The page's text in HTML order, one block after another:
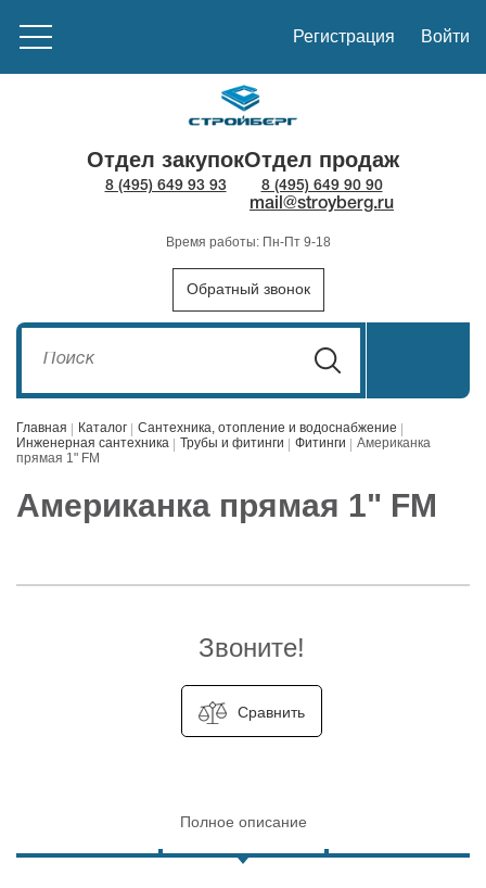
Регистрация Войти
Отдел закупок
8 (495) 649 93 93
Отдел продаж
8 (495) 649 90 90
mail@stroyberg.ru
Время работы: Пн-Пт 9-18
Обратный звонок
Главная Каталог
Сантехника, отопление и водоснабжение
Инженерная сантехника
Трубы и фитинги Фитинги
Американка
прямая 1" FM
Американка прямая 1" FM
Звоните!
Сравнить
Полное описание